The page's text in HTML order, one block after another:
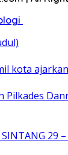
kota
Pilkades
29